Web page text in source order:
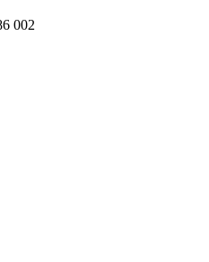
002